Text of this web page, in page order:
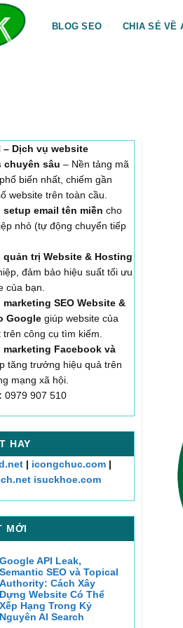
BLOG SEO CHIA SẺ VỀ
– Dịch vụ website
chuyên sâu – Nền tảng mã
biến nhất, chiếm gần
website trên toàn cầu.
setup email tên miền cho
nhỏ (tự động chuyển tiếp
quản trị Website & Hosting
đảm bảo hiệu suất tối ưu
của bạn.
marketing SEO Website &
Googlegiúp website của
trên công cụ tìm kiếm.
marketing Facebook và
tăng trưởng hiệu quả trên
mạng xã hội.
0979 907 510
HAY
| icongchuc.com|
isuckhoe.com
MỚI
Google API Leak,
Semantic SEO và Topical
Authority: Cách Xây
Dựng Website Có Thể
Xếp Hạng Trong Kỷ
Nguyên AI Search